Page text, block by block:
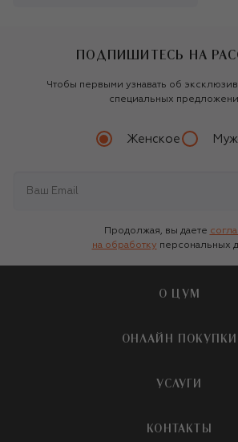
ПОДПИШИТЕСЬ НА
Чтобы первыми узнавать об
специальных
Женское
Продолжая, вы даете
на обработку персональных
О ЦУМ
О магазине
Бутики и ПВЗ ЦУМ
ОНЛАЙН ПОКУПКИ
Доставка
УСЛУГИ
КОНТАКТЫ